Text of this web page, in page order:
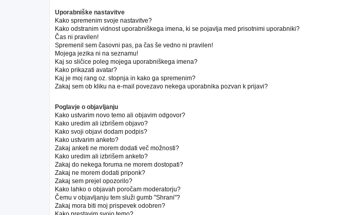
Uporabniške nastavitve
Kako spremenim svoje nastavitve?
Kako odstranim vidnost uporabniškega imena, ki se pojavlja med prisotnimi uporabniki?
Čas ni pravilen!
Spremenil sem časovni pas, pa čas še vedno ni pravilen!
Mojega jezika ni na seznamu!
Kaj so sličice poleg mojega uporabniškega imena?
Kako prikazati avatar?
Kaj je moj rang oz. stopnja in kako ga spremenim?
Zakaj sem ob kliku na e-mail povezavo nekega uporabnika pozvan k prijavi?
Poglavje o objavljanju
Kako ustvarim novo temo ali objavim odgovor?
Kako uredim ali izbrišem objavo?
Kako svoji objavi dodam podpis?
Kako ustvarim anketo?
Zakaj anketi ne morem dodati več možnosti?
Kako uredim ali izbrišem anketo?
Zakaj do nekega foruma ne morem dostopati?
Zakaj ne morem dodati priponk?
Zakaj sem prejel opozorilo?
Kako lahko o objavah poročam moderatorju?
Čemu v objavljanju tem služi gumb "Shrani"?
Zakaj mora biti moj prispevek odobren?